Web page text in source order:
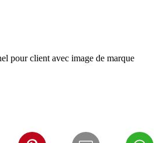
pour client avec image de marque